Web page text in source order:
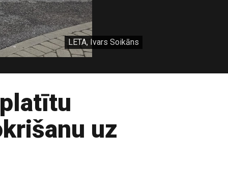
LETA, Ivars Soikāns
uz